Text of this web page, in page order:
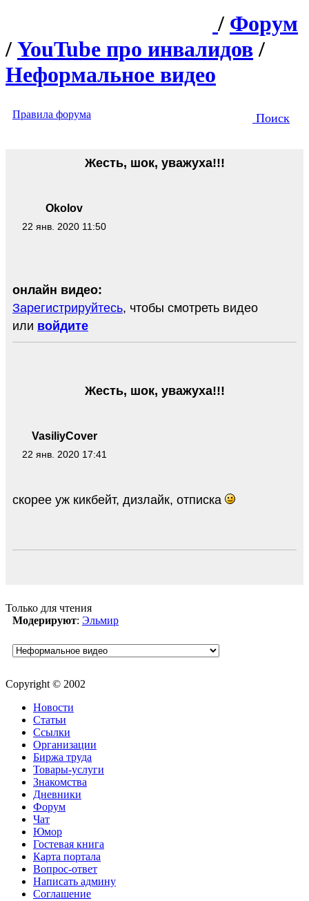
/ Форум
/ YouTube про инвалидов /
Неформальное видео
Правила форума Поиск
Okolov
22 янв. 2020 11:50
Жесть, шок, уважуха!!!
онлайн видео:
Зарегистрируйтесь, чтобы смотреть видео
или войдите
VasiliyCover
22 янв. 2020 17:41
Жесть, шок, уважуха!!!
скорее уж кикбейт, дизлайк, отписка
Только для чтения
Модерируют: Эльмир
Copyright © 2002
Новости
Статьи
Ссылки
Организации
Биржа труда
Товары-услуги
Знакомства
Дневники
Форум
Чат
Юмор
Гостевая книга
Карта портала
Вопрос-ответ
Написать админу
Соглашение